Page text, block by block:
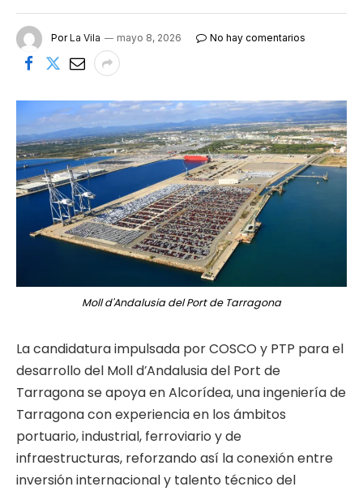
Por La Vila mayo 8, 2026 No hay comentarios
Moll d'Andalusia del Port de Tarragona
La candidatura impulsada por COSCO y PTP para el
desarrollo del Moll d’Andalusia del Port de
Tarragona se apoya en Alcorídea, una ingeniería de
Tarragona con experiencia en los ámbitos
portuario, industrial, ferroviario y de
infraestructuras, reforzando así la conexión entre
inversión internacional y talento técnico del